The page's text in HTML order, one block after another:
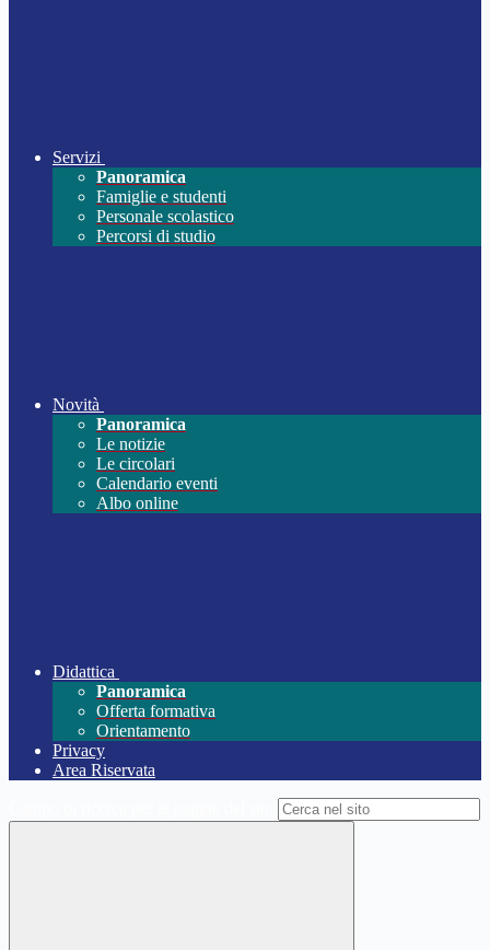
Servizi
Panoramica
Famiglie e studenti
Personale scolastico
Percorsi di studio
Novità
Panoramica
Le notizie
Le circolari
Calendario eventi
Albo online
Didattica
Panoramica
Offerta formativa
Orientamento
Privacy
Area Riservata